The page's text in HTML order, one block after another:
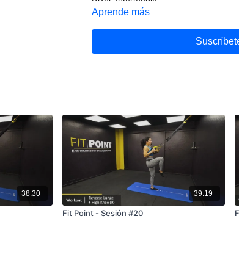
Aprende más
38:30 39:19
Fit Point - Sesión #20